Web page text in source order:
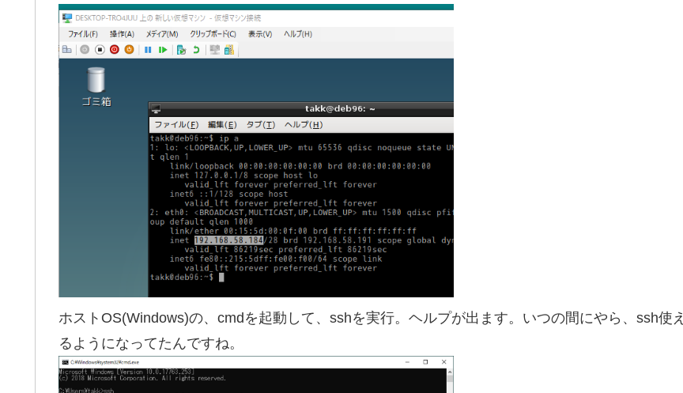
ホストOS(Windows)の、cmdを起動して、sshを実行。ヘルプが出ます。いつの間にやら、ssh使え
るようになってたんですね。